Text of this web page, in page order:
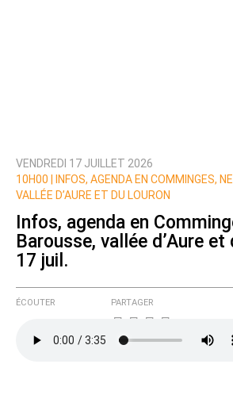
VENDREDI 17 JUILLET 2026
10H00 |
INFOS, AGENDA EN COMMINGES,
VALLÉE D’AURE ET DU LOURON
Infos, agenda en
Barousse, vallée d’Aure et
17 juil.
ÉCOUTER PARTAGER